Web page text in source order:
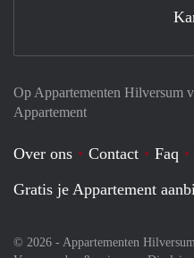
Op Appartementen Hilversum
Appartement
Over ons Contact Faq
Gratis je Appartement
© 2026 - Appartementen